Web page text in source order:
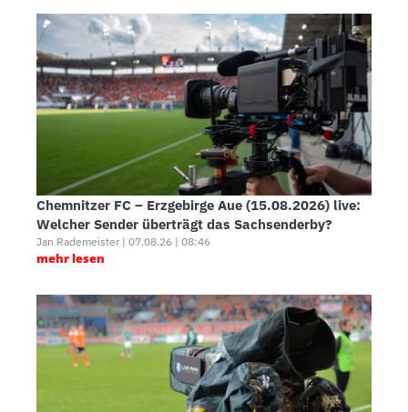
Chemnitzer FC – Erzgebirge Aue (15.08.2026) live:
Welcher Sender überträgt das Sachsenderby?
Jan Rademeister | 07.08.26 | 08:46
mehr lesen